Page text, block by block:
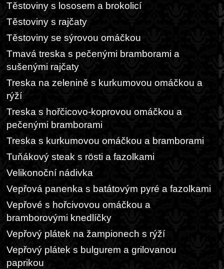
Těstoviny s lososem a brokolicí
Těstoviny s rajčaty
Těstoviny se sýrovou omáčkou
Tmavá treska s pečenými bramborami a
sušenými rajčaty
Treska na zelenině s kurkumovou omáčkou a
rýží
Treska s hořčicovo-koprovou omáčkou a
pečenými bramborami
Treska s kurkumovou omáčkou a bramborami
Tuňákový steak s rösti a fazolkami
Velikonoční nádivka
Vepřová panenka s batátovým pyré a fazolkami
Vepřové s hořcivovou omáčkou a
bramborovými knedlíčky
Vepřový plátek na žampionech s rýží
Vepřový plátek s bulgurem a grilovanou
paprikou